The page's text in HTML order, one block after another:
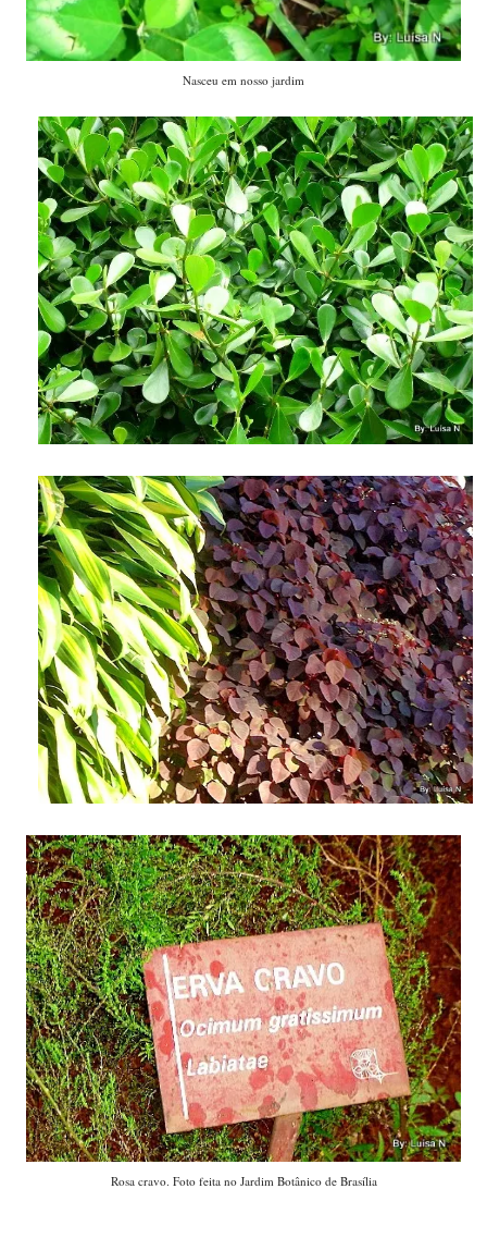
Nasceu em nosso jardim
Rosa cravo. Foto feita no Jardim Botânico de Brasília